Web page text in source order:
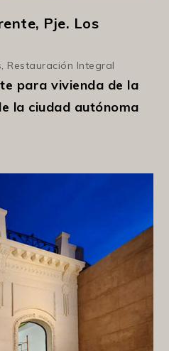
Pje. Los
, Restauración Integral
para vivienda de la
la ciudad autónoma